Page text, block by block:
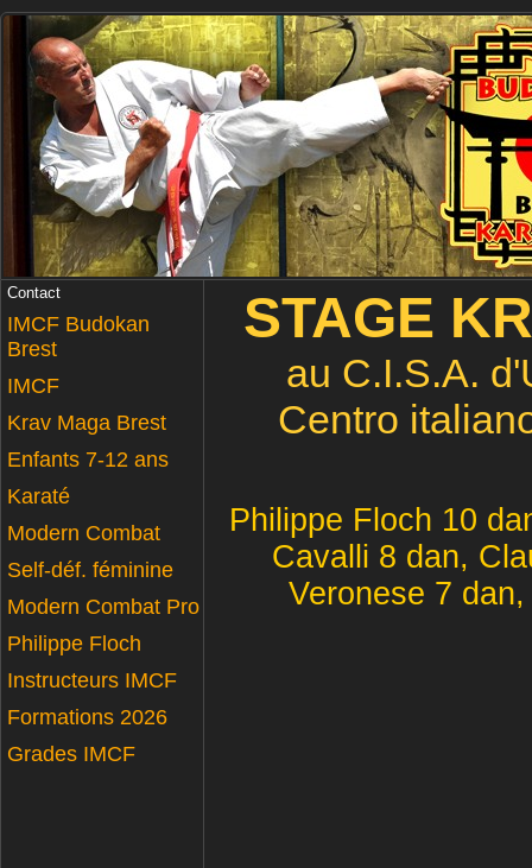
Contact
IMCF Budokan
Brest
IMCF
Krav Maga Brest
Enfants 7-12 ans
Karaté
Modern Combat
Self-déf. féminine
Modern Combat Pro
Philippe Floch
Instructeurs IMCF
Formations 2026
Grades IMCF
STAGE
au C.I.S.A.
Centro
Philippe Floch 10
Cavalli 8 dan,
Veronese 7